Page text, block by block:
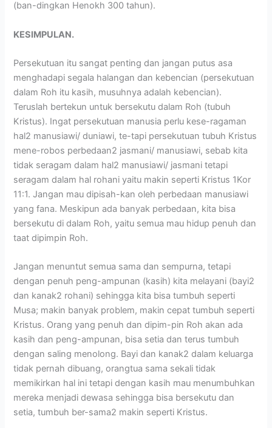
(ban-dingkan Henokh 300 tahun).
KESIMPULAN.
Persekutuan itu sangat penting dan jangan putus asa
menghadapi segala halangan dan kebencian (persekutuan
dalam Roh itu kasih, musuhnya adalah kebencian).
Teruslah bertekun untuk bersekutu dalam Roh (tubuh
Kristus). Ingat persekutuan manusia perlu kese-ragaman
hal2 manusiawi/ duniawi, te-tapi persekutuan tubuh Kristus
mene-robos perbedaan2 jasmani/ manusiawi, sebab kita
tidak seragam dalam hal2 manusiawi/ jasmani tetapi
seragam dalam hal rohani yaitu makin seperti Kristus 1Kor
11:1. Jangan mau dipisah-kan oleh perbedaan manusiawi
yang fana. Meskipun ada banyak perbedaan, kita bisa
bersekutu di dalam Roh, yaitu semua mau hidup penuh dan
taat dipimpin Roh.
Jangan menuntut semua sama dan sempurna, tetapi
dengan penuh peng-ampunan (kasih) kita melayani (bayi2
dan kanak2 rohani) sehingga kita bisa tumbuh seperti
Musa; makin banyak problem, makin cepat tumbuh seperti
Kristus. Orang yang penuh dan dipim-pin Roh akan ada
kasih dan peng-ampunan, bisa setia dan terus tumbuh
dengan saling menolong. Bayi dan kanak2 dalam keluarga
tidak pernah dibuang, orangtua sama sekali tidak
memikirkan hal ini tetapi dengan kasih mau menumbuhkan
mereka menjadi dewasa sehingga bisa bersekutu dan
setia, tumbuh ber-sama2 makin seperti Kristus.